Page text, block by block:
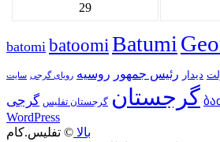
29
batomi batoomiBatumi
دیدار رئیس جمهور روسیه رویای گرجی
گرجستان گرجستان تفلیس گرجی
WordPress
بالا © تفلیس.کام